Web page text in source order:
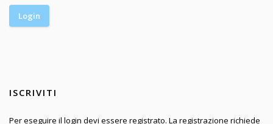
ISCRIVITI
Per eseguire il login devi essere registrato. La registrazione richiede